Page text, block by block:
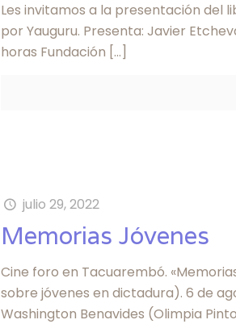
Les invitamos a la presentación del
por Yauguru. Presenta: Javier
horas Fundación […]
julio 29, 2022
Memorias Jóvenes
Cine foro en Tacuarembó.
sobre jóvenes en dictadura). 6 de
Washington Benavides (Olimpia